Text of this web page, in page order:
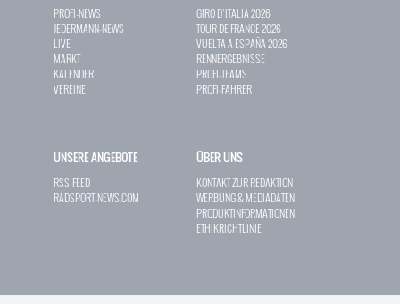
PROFI-NEWS
JEDERMANN-NEWS
LIVE
MARKT
KALENDER
VEREINE
GIRO D`ITALIA 2026
TOUR DE FRANCE 2026
VUELTA A ESPAÑA 2026
RENNERGEBNISSE
PROFI-TEAMS
PROFI-FAHRER
UNSERE ANGEBOTE
RSS-FEED
RADSPORT-NEWS.COM
ÜBER UNS
KONTAKT ZUR REDAKTION
WERBUNG & MEDIADATEN
PRODUKTINFORMATIONEN
ETHIKRICHTLINIE